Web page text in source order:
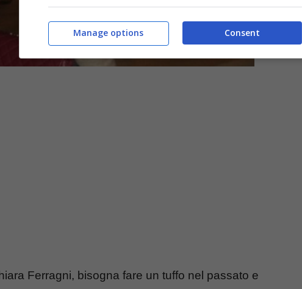
Ferragni, bisogna fare un tuffo nel passato e
Consent
Manage options